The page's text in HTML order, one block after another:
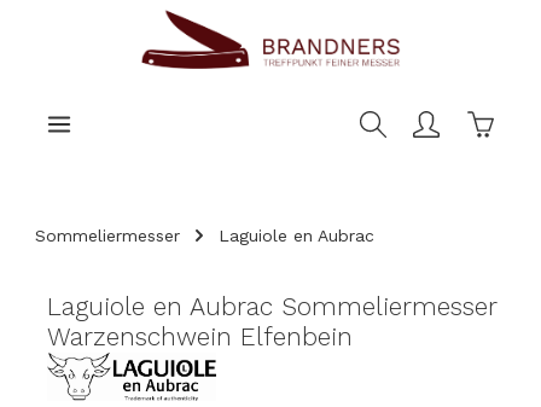
Sommeliermesser Laguiole en Aubrac
Laguiole en Aubrac Sommeliermesser
Warzenschwein Elfenbein